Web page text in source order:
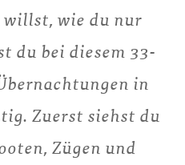
wie du nur
du bei diesem 33-
in
Zuerst siehst du
Zügen und